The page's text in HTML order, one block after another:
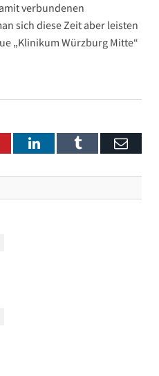
verbundenen
sich diese Zeit aber leisten
„Klinikum Würzburg Mitte“
LinkedInTumblr